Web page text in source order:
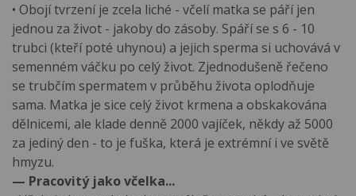
• Obojí tvrzení je zcela liché - včelí matka se páří jen
jednou za život - jakoby do zásoby. Spáří se s 6 - 10
trubci (kteří poté uhynou) a jejich sperma si uchovává v
semenném váčku po celý život. Zjednodušeně řečeno
se trubčím spermatem v průběhu života oplodňuje
sama. Matka je sice celý život krmena a obskakována
dělnicemi, ale klade denně 2000 vajíček, někdy až 5000
za jediný den - to je fuška, která je extrémní i ve světě
hmyzu.
— Pracovitý jako včelka...